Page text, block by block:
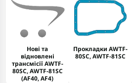
Нові та
відновлені
трансмісії AWTF-
80SC, AWTF-81SC
(AF40, AF4)
Прокладки AWTF-
80SC, AWTF-81SC